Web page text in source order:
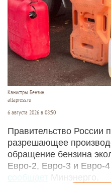
Канистры. Бензин.
altapress.ru
6 августа 2026 в 08:50
Правительство России
разрешающее
обращение бензина
Евро-2, Евро-3 и Евро-
сообщает
Минэнерго.